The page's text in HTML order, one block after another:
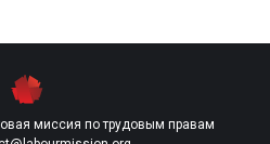
миссия по трудовым правам